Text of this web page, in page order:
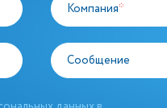
Компания*
Сообщение